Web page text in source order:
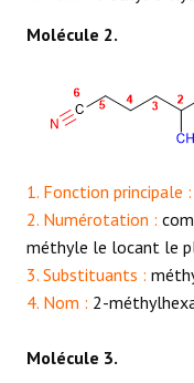
Molécule 2.
1. Fonction principale :
2. Numérotation :
méthyle le locant le
3. Substituants :
4. Nom : 2-
Molécule 3.